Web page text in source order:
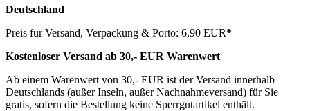
Deutschland
Preis für Versand, Verpackung & Porto: 6,90 EUR*
Kostenloser Versand ab 30,- EUR Warenwert
Ab einem Warenwert von 30,- EUR ist der Versand innerhalb
Deutschlands (außer Inseln, außer Nachnahmeversand) für Sie
gratis, sofern die Bestellung keine Sperrgutartikel enthält.